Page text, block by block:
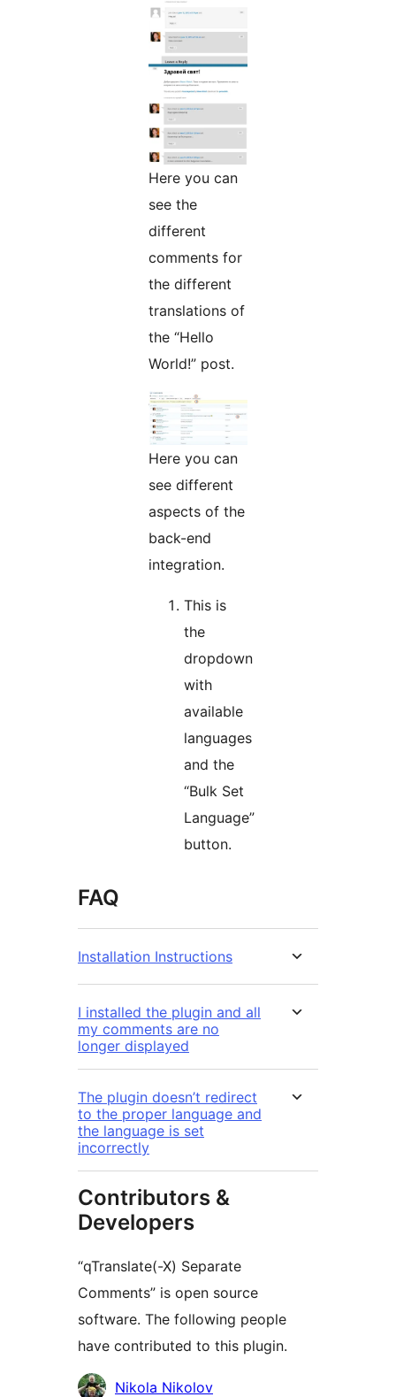
Here you can
see the
different
comments for
the different
translations of
the “Hello
World!” post.
Here you can
see different
aspects of the
back-end
integration.
This is
the
dropdown
with
available
languages
and the
“Bulk Set
Language”
button.
FAQ
Installation Instructions
I installed the plugin and all
my comments are no
longer displayed
The plugin doesn’t redirect
to the proper language and
the language is set
incorrectly
Contributors &
Developers
“qTranslate(-X) Separate
Comments” is open source
software. The following people
have contributed to this plugin.
ContributorsNikola Nikolov